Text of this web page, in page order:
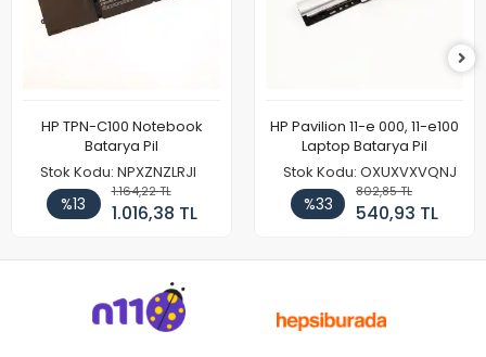
HP TPN-C100 Notebook
Batarya Pil
Stok Kodu: NPXZNZLRJI
%13
1.164,22 TL
1.016,38 TL
HP Pavilion 11-e 000, 11-e100
Laptop Batarya Pil
Stok Kodu: OXUXVXVQNJ
%33
802,85 TL
540,93 TL